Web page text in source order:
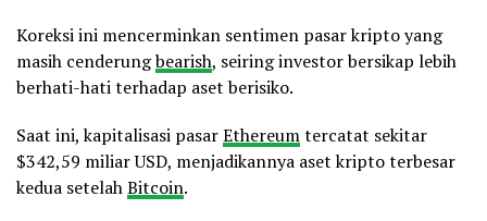
Koreksi ini mencerminkan sentimen pasar kripto yang
masih cenderungbearish, seiring investor bersikap lebih
berhati-hati terhadap aset berisiko.
Saat ini, kapitalisasi pasarEthereumtercatat sekitar
$342,59 miliar USD, menjadikannya aset kripto terbesar
kedua setelahBitcoin.